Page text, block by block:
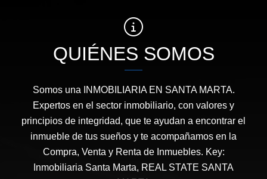
QUIÉNES SOMOS
Somos una INMOBILIARIA EN SANTA MARTA.
Expertos en el sector inmobiliario, con valores y
principios de integridad, que te ayudan a encontrar el
inmueble de tus sueños y te acompañamos en la
Compra, Venta y Renta de Inmuebles. Key:
Inmobiliaria Santa Marta, REAL STATE SANTA